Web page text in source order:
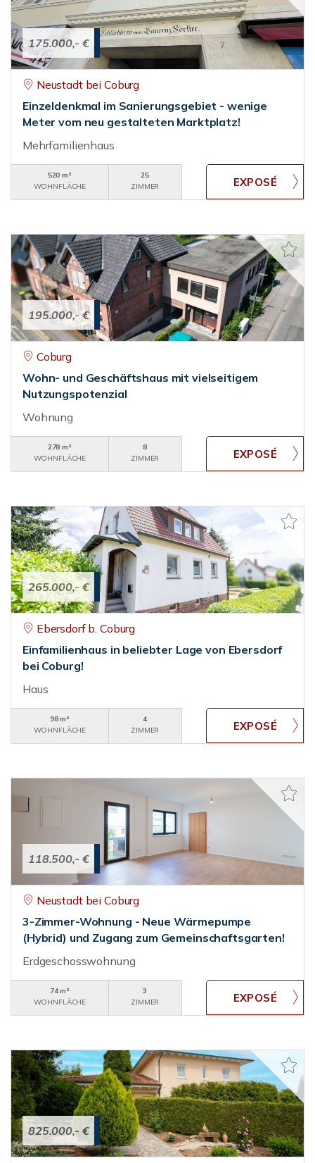
175.000,- €
Neustadt bei Coburg
Einzeldenkmal im Sanierungsgebiet - wenige
Meter vom neu gestalteten Marktplatz!
Mehrfamilienhaus
520 m²
WOHNFLÄCHE
25
ZIMMER
195.000,- €
Coburg
Wohn- und Geschäftshaus mit vielseitigem
Nutzungspotenzial
Wohnung
278 m²
WOHNFLÄCHE
8
ZIMMER
265.000,- €
Ebersdorf b. Coburg
Einfamilienhaus in beliebter Lage von Ebersdorf
bei Coburg!
Haus
98 m²
WOHNFLÄCHE
4
ZIMMER
118.500,- €
Neustadt bei Coburg
3-Zimmer-Wohnung - Neue Wärmepumpe
(Hybrid) und Zugang zum Gemeinschaftsgarten!
Erdgeschosswohnung
74 m²
WOHNFLÄCHE
3
ZIMMER
825.000,- €